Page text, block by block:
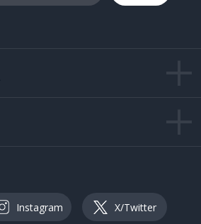
Instagram X/Twitter